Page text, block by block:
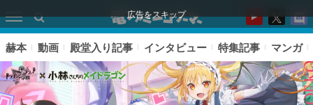
広告をスキップ
赫本 動画 殿堂入り記事 インタビュー 特集記事 マンガ